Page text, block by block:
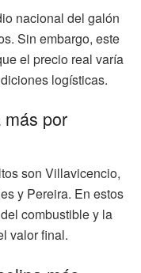
nacional del galón
Sin embargo, este
el precio real varía
logísticas.
más por
son Villavicencio,
y Pereira. En estos
combustible y la
valor final.